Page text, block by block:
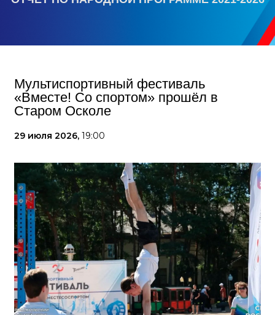
Мультиспортивный фестиваль
«Вместе! Со спортом» прошёл в
Старом Осколе
29 июля 2026, 19:00